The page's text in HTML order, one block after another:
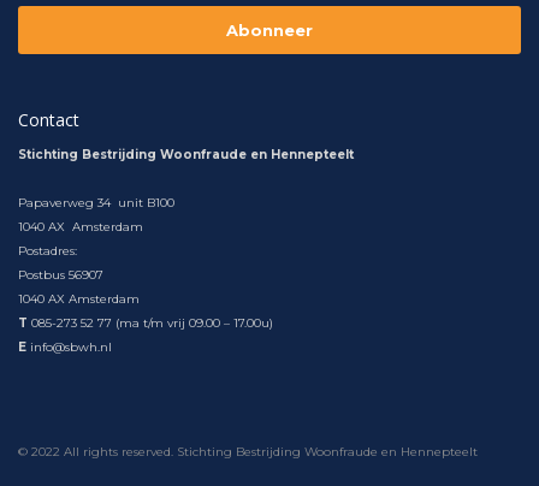
Contact
Stichting Bestrijding Woonfraude en Hennepteelt
Papaverweg 34 unit B100
1040 AX Amsterdam
Postadres:
Postbus 56907
1040 AX Amsterdam
T 085-273 52 77 (ma t/m vrij 09.00 – 17.00u)
E info@sbwh.nl
© 2022 All rights reserved. Stichting Bestrijding Woonfraude en Hennepteelt